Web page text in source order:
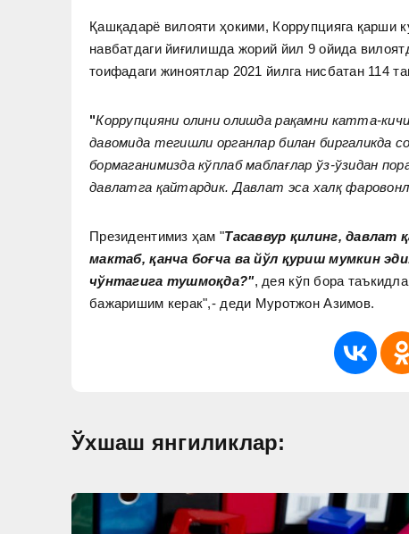
Қашқадарё вилояти ҳокими, Коррупцияга
навбатдаги йиғилишда жорий йил 9 ойида
тоифадаги жиноятлар 2021 йилга нисбатан 114
"Коррупцияни олини олишда рақамни катта-
давомида тегишли органлар билан биргаликда
бормаганимизда кўплаб маблағлар ўз-ўзидан
давлатга қайтардик. Давлат эса халқ
Президентимиз ҳам "Тасаввур қилинг, давлат
мактаб, қанча боғча ва йўл қуриш мумкин
чўнтагига тушмоқда?", дея кўп бора
бажаришим керак",- деди Муротжон Азимов.
Ўхшаш янгиликлар: